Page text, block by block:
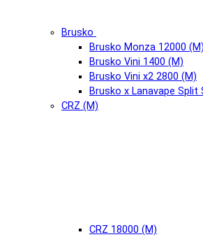
Brusko
Brusko Monza 12000 (М)
Brusko Vini 1400 (М)
Brusko Vini x2 2800 (М)
Brusko x Lanavape Split
CRZ (М)
CRZ 18000 (М)